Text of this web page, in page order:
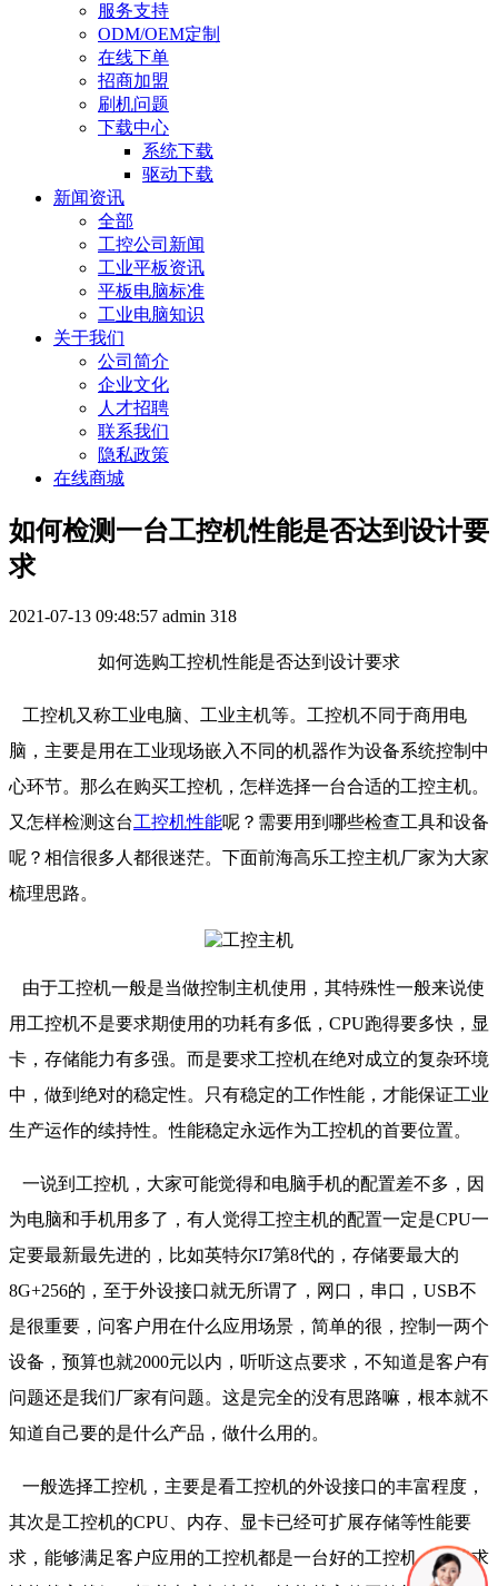
服务支持
ODM/OEM定制
在线下单
招商加盟
刷机问题
下载中心
系统下载
驱动下载
新闻资讯
全部
工控公司新闻
工业平板资讯
平板电脑标准
工业电脑知识
关于我们
公司简介
企业文化
人才招聘
联系我们
隐私政策
在线商城
如何检测一台工控机性能是否达到设计要
求
2021-07-13 09:48:57 admin 318
如何选购工控机性能是否达到设计要求
工控机又称工业电脑、工业主机等。工控机不同于商用电
脑，主要是用在工业现场嵌入不同的机器作为设备系统控制中
心环节。那么在购买工控机，怎样选择一台合适的工控主机。
又怎样检测这台工控机性能呢？需要用到哪些检查工具和设备
呢？相信很多人都很迷茫。下面前海高乐工控主机厂家为大家
梳理思路。
由于工控机一般是当做控制主机使用，其特殊性一般来说使
用工控机不是要求期使用的功耗有多低，CPU跑得要多快，显
卡，存储能力有多强。而是要求工控机在绝对成立的复杂环境
中，做到绝对的稳定性。只有稳定的工作性能，才能保证工业
生产运作的续持性。性能稳定永远作为工控机的首要位置。
一说到工控机，大家可能觉得和电脑手机的配置差不多，因
为电脑和手机用多了，有人觉得工控主机的配置一定是CPU一
定要最新最先进的，比如英特尔I7第8代的，存储要最大的
8G+256的，至于外设接口就无所谓了，网口，串口，USB不
是很重要，问客户用在什么应用场景，简单的很，控制一两个
设备，预算也就2000元以内，听听这点要求，不知道是客户有
问题还是我们厂家有问题。这是完全的没有思路嘛，根本就不
知道自己要的是什么产品，做什么用的。
一般选择工控机，主要是看工控机的外设接口的丰富程度，
其次是工控机的CPU、内存、显卡已经可扩展存储等性能要
求，能够满足客户应用的工控机都是一台好的工控机。不追求